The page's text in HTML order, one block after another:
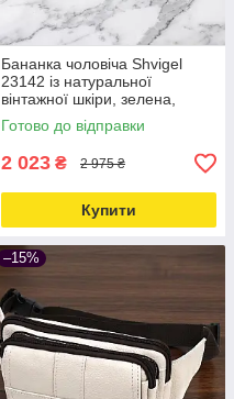
Бананка чоловіча Shvigel
23142 із натуральної
вінтажної шкіри, зелена,
стильна Love&Life -online-
multimarket-
Готово до відправки
2 023 ₴ 2 975 ₴
Купити
–15%